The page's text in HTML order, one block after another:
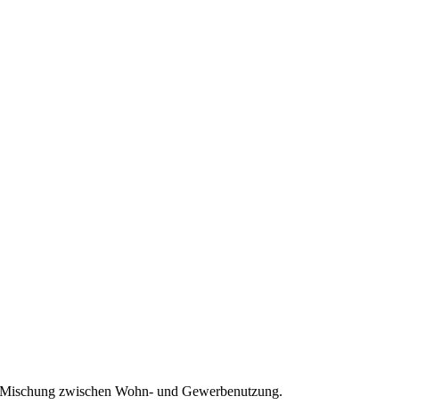
zwischen Wohn- und Gewerbenutzung.